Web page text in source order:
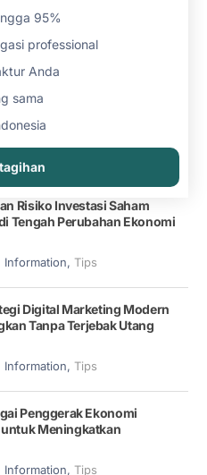
95%
professional
Anda
sama
Risiko Investasi Saham
Tengah Perubahan Ekonomi
Information, Tips
Digital Marketing Modern
Tanpa Terjebak Utang
Information, Tips
Penggerak Ekonomi
Meningkatkan
Information, Tips